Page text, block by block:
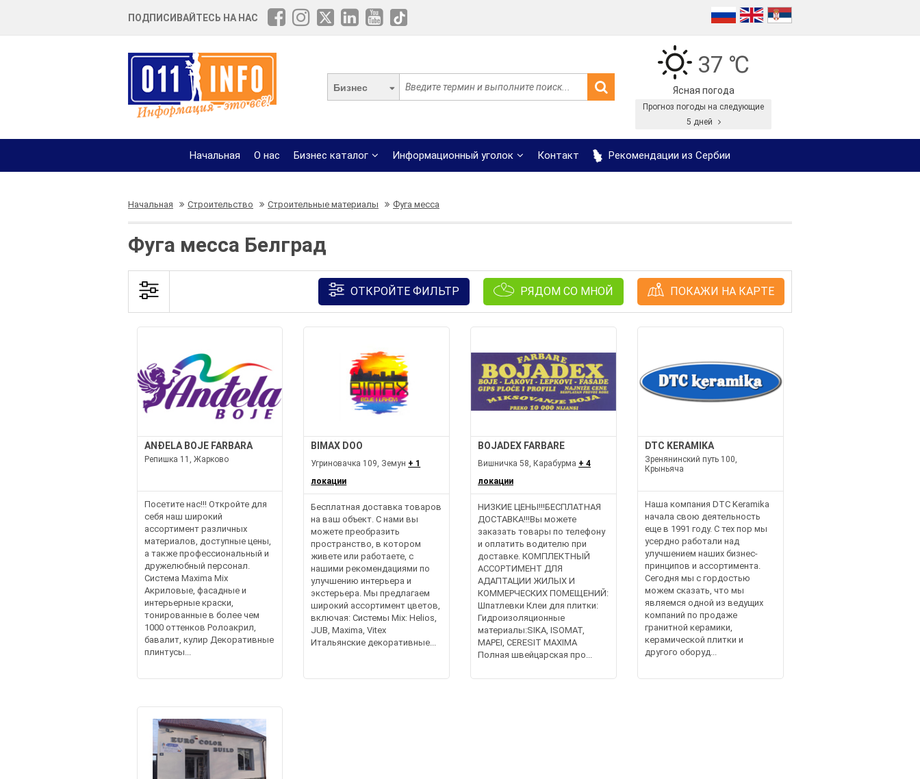
ПОДПИСИВАЙТЕСЬ НА НАС
Бизнес
37 ℃
Ясная погода
Прогноз погоды на следующие
5 дней
Начальная О нас Бизнес каталог Информационный уголок Контакт Рекомендации из Сербии
Начальная Строительство Строительные материалы Фуга месса
Фуга месса Белград
ОТКРОЙТЕ ФИЛЬТР РЯДОМ СО МНОЙ ПОКАЖИ НА КАРТЕ
ANĐELA BOJE FARBARA
Репишка 11, Жарково
Посетите нас!!! Откройте для
себя наш широкий
ассортимент различных
материалов, доступные цены,
а также профессиональный и
дружелюбный персонал.
Система Maxima Mix
Акриловые, фасадные и
интерьерные краски,
тонированные в более чем
1000 оттенков Ролоакрил,
бавалит, кулир Декоративные
плинтусы...
BIMAX DOO
Угриновачка 109, Земун + 1
локации
Бесплатная доставка товаров
на ваш объект. С нами вы
можете преобразить
пространство, в котором
живете или работаете, с
нашими рекомендациями по
улучшению интерьера и
экстерьера. Мы предлагаем
широкий ассортимент цветов,
включая: Системы Mix: Helios,
JUB, Maxima, Vitex
Итальянские декоративные...
BOJADEX FARBARE
Вишничка 58, Карабурма + 4
локации
НИЗКИЕ ЦЕНЫ!!!БЕСПЛАТНАЯ
ДОСТАВКА!!!Вы можете
заказать товары по телефону
и оплатить водителю при
доставке. КОМПЛЕКТНЫЙ
АССОРТИМЕНТ ДЛЯ
АДАПТАЦИИ ЖИЛЫХ И
КОММЕРЧЕСКИХ ПОМЕЩЕНИЙ:
Шпатлевки Клеи для плитки:
Гидроизоляционные
материалы:SIKA, ISOMAT,
MAPEI, CERESIT MAXIMA
Полная швейцарская про...
DTC KERAMIKA
Зренянинский путь 100,
Крыньяча
Наша компания DTC Keramika
начала свою деятельность
еще в 1991 году. С тех пор мы
усердно работали над
улучшением наших бизнес-
принципов и ассортимента.
Сегодня мы с гордостью
можем сказать, что мы
являемся одной из ведущих
компаний по продаже
гранитной керамики,
керамической плитки и
другого оборуд...